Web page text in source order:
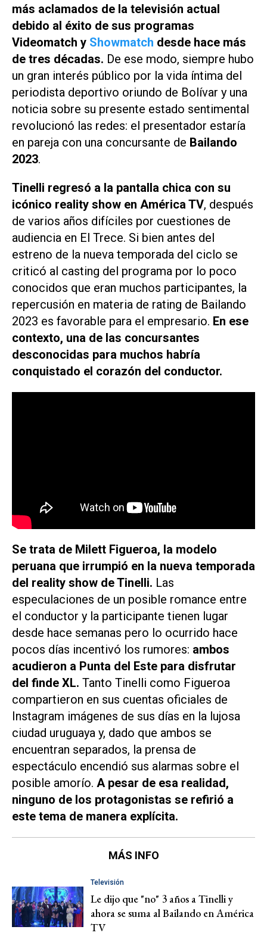
más aclamados de la televisión actual
debido al éxito de sus programas
Videomatch y Showmatch desde hace más
de tres décadas. De ese modo, siempre hubo
un gran interés público por la vida íntima del
periodista deportivo oriundo de Bolívar y una
noticia sobre su presente estado sentimental
revolucionó las redes: el presentador estaría
en pareja con una concursante de Bailando
2023.
Tinelli regresó a la pantalla chica con su
icónico reality show en América TV, después
de varios años difíciles por cuestiones de
audiencia en El Trece. Si bien antes del
estreno de la nueva temporada del ciclo se
criticó al casting del programa por lo poco
conocidos que eran muchos participantes, la
repercusión en materia de rating de Bailando
2023 es favorable para el empresario. En ese
contexto, una de las concursantes
desconocidas para muchos habría
conquistado el corazón del conductor.
Se trata de Milett Figueroa, la modelo
peruana que irrumpió en la nueva temporada
del reality show de Tinelli. Las
especulaciones de un posible romance entre
el conductor y la participante tienen lugar
desde hace semanas pero lo ocurrido hace
pocos días incentivó los rumores: ambos
acudieron a Punta del Este para disfrutar
del finde XL. Tanto Tinelli como Figueroa
compartieron en sus cuentas oficiales de
Instagram imágenes de sus días en la lujosa
ciudad uruguaya y, dado que ambos se
encuentran separados, la prensa de
espectáculo encendió sus alarmas sobre el
posible amorío. A pesar de esa realidad,
ninguno de los protagonistas se refirió a
este tema de manera explícita.
MÁS INFO
Televisión
Le dijo que "no" 3 años a Tinelli y
ahora se suma al Bailando en América
TV